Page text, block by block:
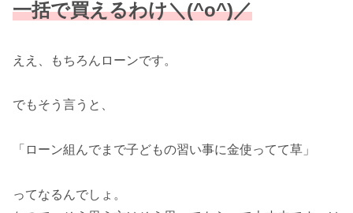
一括で買えるわけ＼(^o^)／
ええ、もちろんローンです。
でもそう言うと、
「ローン組んでまで子どもの習い事に金使ってて草」
ってなるんでしょ。